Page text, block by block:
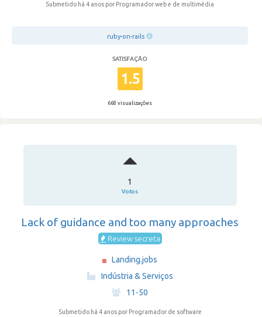
Submetido há 4 anos por Programador web e de multimédia
ruby-on-rails
SATISFAÇÃO
1.5
668 visualizações
1
Votos
Lack of guidance and too many approaches
Review secreta
Landing.jobs
Indústria & Serviços
·
11-50
Submetido há 4 anos por Programador de software